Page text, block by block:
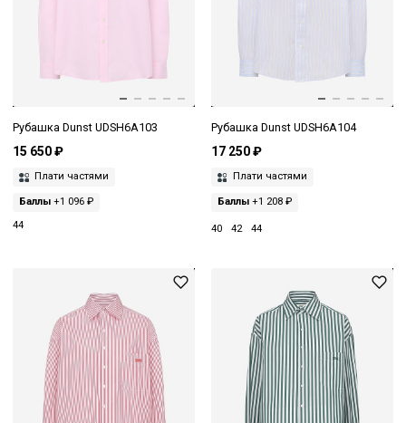
Рубашка Dunst UDSH6A103
15 650 ₽
Плати частями
Баллы +1 096 ₽
44
Рубашка Dunst UDSH6A104
17 250 ₽
Плати частями
Баллы+1 208 ₽
40 42 44